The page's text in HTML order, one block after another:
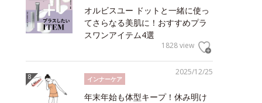
オルビスユー ドットと一緒に使っ
てさらなる美肌に！おすすめプラ
スワンアイテム4選
1828 view
2025/12/25
インナーケア
年末年始も体型キープ！休み明け